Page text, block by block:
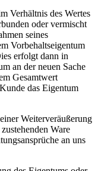
Verhältnis des Wertes
oder vermischt
seines
Vorbehaltseigentum
erfolgt dann in
an der neuen Sache
Gesamtwert
das Eigentum
Weiterveräußerung
Ware
an uns